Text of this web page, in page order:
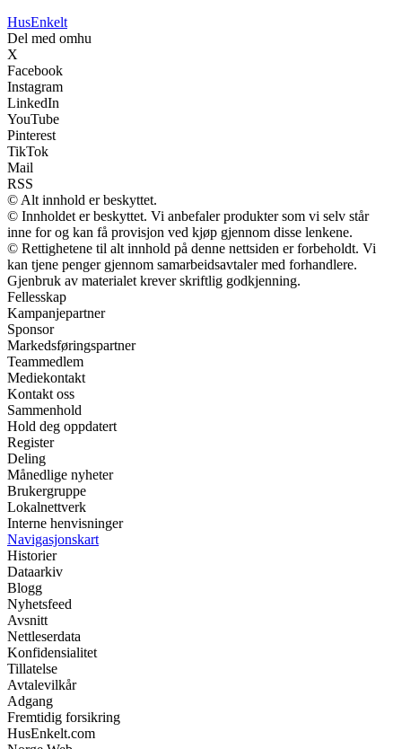
HusEnkelt
Del med omhu
X
Facebook
Instagram
LinkedIn
YouTube
Pinterest
TikTok
Mail
RSS
© Alt innhold er beskyttet.
© Innholdet er beskyttet. Vi anbefaler produkter som vi selv står
inne for og kan få provisjon ved kjøp gjennom disse lenkene.
© Rettighetene til alt innhold på denne nettsiden er forbeholdt. Vi
kan tjene penger gjennom samarbeidsavtaler med forhandlere.
Gjenbruk av materialet krever skriftlig godkjenning.
Fellesskap
Kampanjepartner
Sponsor
Markedsføringspartner
Teammedlem
Mediekontakt
Kontakt oss
Sammenhold
Hold deg oppdatert
Register
Deling
Månedlige nyheter
Brukergruppe
Lokalnettverk
Interne henvisninger
Navigasjonskart
Historier
Dataarkiv
Blogg
Nyhetsfeed
Avsnitt
Nettleserdata
Konfidensialitet
Tillatelse
Avtalevilkår
Adgang
Fremtidig forsikring
HusEnkelt.com